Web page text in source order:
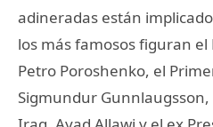
adineradas están
los más famosos figuran
Petro Poroshenko, el
Sigmundur